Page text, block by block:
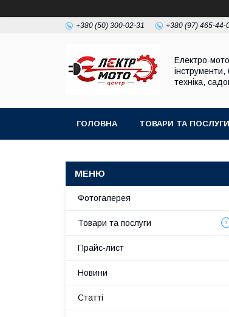
+380 (50) 300-02-31 +380 (97) 465-44-
Електро-
інструменти,
техніка,
ГОЛОВНА ТОВАРИ ТА ПОСЛУГИ
Фотогалерея
Товари та послуги
Прайс-лист
Новини
Статті